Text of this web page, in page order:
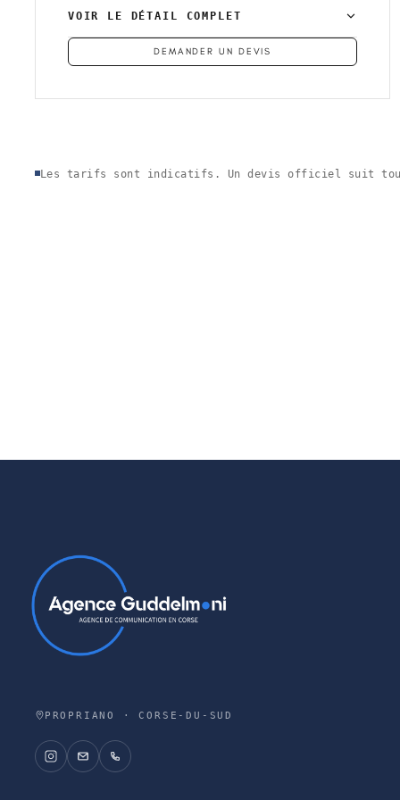
VOIR LE DÉTAIL COMPLET
DEMANDER UN DEVIS
Les tarifs sont indicatifs. Un devis officiel suit
PROPRIANO · CORSE-DU-SUD